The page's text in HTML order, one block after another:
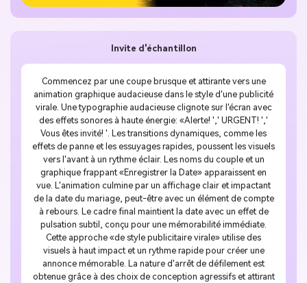
Invite d'échantillon
Commencez par une coupe brusque et attirante vers une
animation graphique audacieuse dans le style d'une publicité
virale. Une typographie audacieuse clignote sur l'écran avec
des effets sonores à haute énergie: «Alerte! ',' URGENT! ','
Vous êtes invité! '. Les transitions dynamiques, comme les
effets de panne et les essuyages rapides, poussent les visuels
vers l'avant à un rythme éclair. Les noms du couple et un
graphique frappant «Enregistrer la Date» apparaissent en
vue. L'animation culmine par un affichage clair et impactant
de la date du mariage, peut-être avec un élément de compte
à rebours. Le cadre final maintient la date avec un effet de
pulsation subtil, conçu pour une mémorabilité immédiate.
Cette approche «de style publicitaire virale» utilise des
visuels à haut impact et un rythme rapide pour créer une
annonce mémorable. La nature d'arrêt de défilement est
obtenue grâce à des choix de conception agressifs et attirant